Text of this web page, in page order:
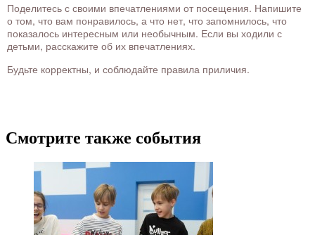
Поделитесь с своими впечатлениями от посещения. Напишите
о том, что вам понравилось, а что нет, что запомнилось, что
показалось интересным или необычным. Если вы ходили с
детьми, расскажите об их впечатлениях.
Будьте корректны, и соблюдайте правила приличия.
Смотрите также события